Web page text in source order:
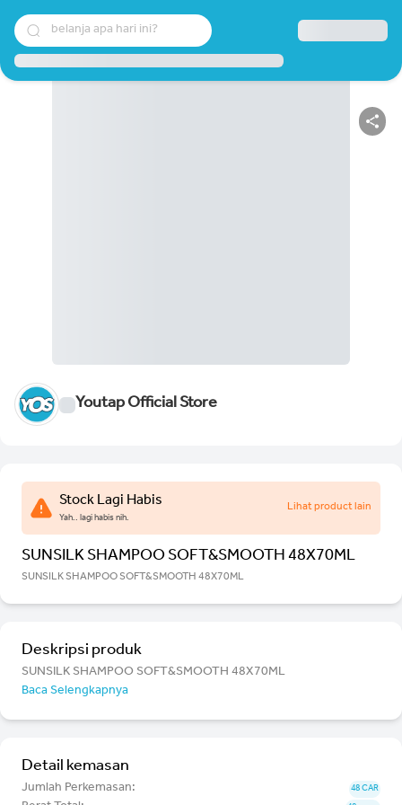
belanja apa hari ini?
Youtap Official Store
Stock Lagi Habis
Yah.. lagi habis nih.
Lihat product lain
SUNSILK SHAMPOO SOFT&SMOOTH 48X70ML
SUNSILK SHAMPOO SOFT&SMOOTH 48X70ML
Deskripsi produk
SUNSILK SHAMPOO SOFT&SMOOTH 48X70ML
Baca Selengkapnya
Detail kemasan
Jumlah Perkemasan: 48 CAR